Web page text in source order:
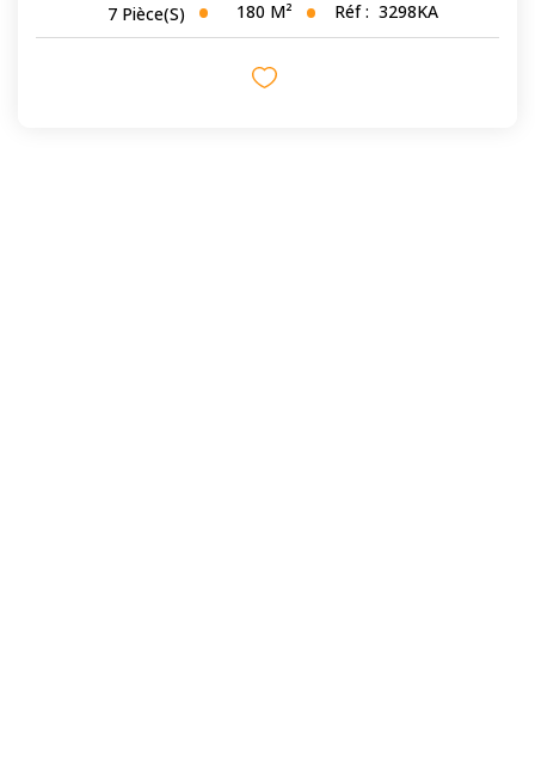
7 Pièce(s) 180 M² Réf : 3298KA